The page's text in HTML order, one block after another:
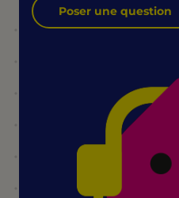
Poser une question